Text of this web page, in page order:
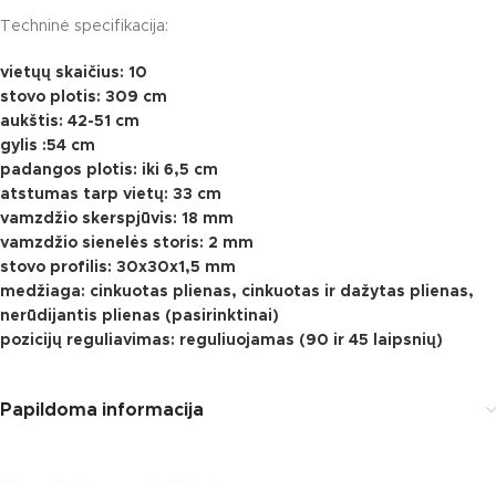
Techninė specifikacija:
vietųų skaičius: 10
stovo plotis: 309 cm
aukštis: 42-51 cm
gylis :54 cm
padangos plotis: iki 6,5 cm
atstumas tarp vietų: 33 cm
vamzdžio skerspjūvis: 18 mm
vamzdžio sienelės storis: 2 mm
stovo profilis: 30x30x1,5 mm
medžiaga: cinkuotas plienas, cinkuotas ir dažytas plienas,
nerūdijantis plienas (pasirinktinai)
pozicijų reguliavimas: reguliuojamas (90 ir 45 laipsnių)
Papildoma informacija